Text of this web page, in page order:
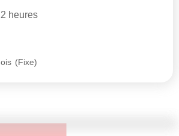
heures
(Fixe)